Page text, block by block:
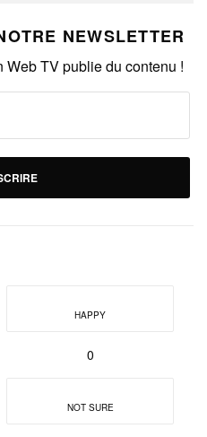
NEWSLETTER
TV publie du contenu !
HAPPY
0
NOT SURE